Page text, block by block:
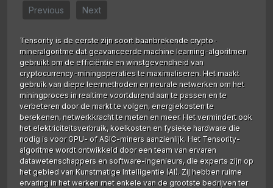
Previous Next
Tensority is de eerste zijn soort baanbrekende crypto-
mineralgoritme dat geavanceerde machine learning-algoritmen
gebruikt om de efficiëntie en winstgevendheid van
cryptocurrency-miningoperaties te maximaliseren. Het maakt
gebruik van diepe leermethoden en neurale netwerken om het
miningproces in realtime voortdurend aan te passen en te
verbeteren door de markt te volgen, energiekosten te
berekenen, netwerkkracht te meten en meer. Het vermindert ook
het elektriciteitsverbruik, koelkosten en fysieke hardware die
nodig is voor GPU- of ASIC-miners aanzienlijk. Het Tensority-
algoritme wordt ontwikkeld door een team van ervaren
datawetenschappers en software-ingenieurs, die experts zijn op
het gebied van Kunstmatige Intelligentie (AI). Zij hebben ruime
ervaring in het werken met enkele van de grootste bedrijven ter